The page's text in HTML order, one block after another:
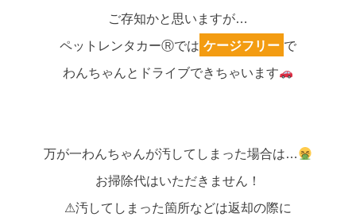
ご存知かと思いますが…
ペットレンタカーⓇでは ケージフリー で
わんちゃんとドライブできちゃいます
万が一わんちゃんが汚してしまった場合は…
お掃除代はいただきません！
⚠︎汚してしまった箇所などは返却の際に